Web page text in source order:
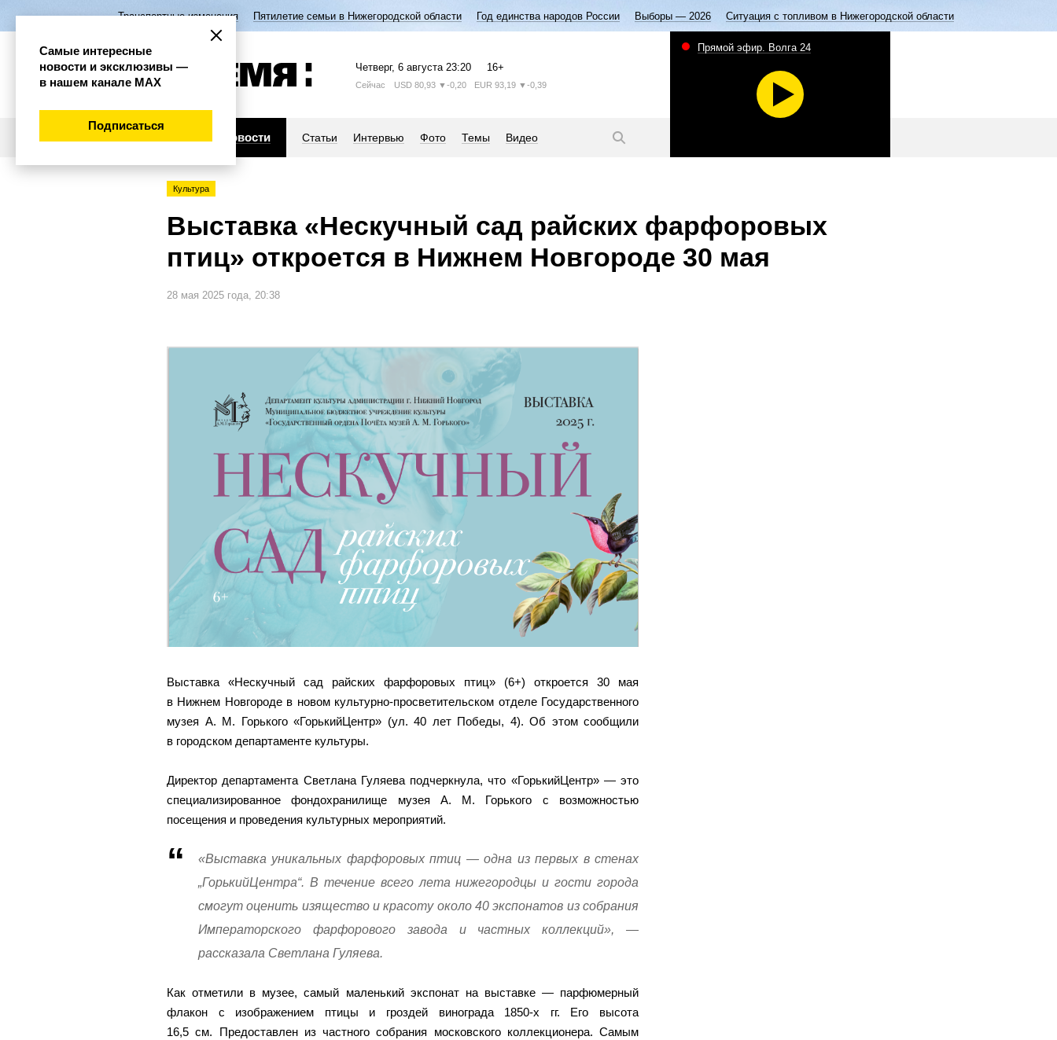
Транспортные изменения Пятилетие семьи в Нижегородской области Год единства народов России Выборы — 2026 Ситуация с топливом в Нижегородской области
Четверг, 6 августа 23:20 16+
Сейчас USD 80,93 ▼-0,20 EUR 93,19 ▼-0,39
Новости Статьи Интервью Фото Темы Видео
Прямой эфир. Волга 24
Культура
Выставка «Нескучный сад райских фарфоровых
птиц» откроется в Нижнем Новгороде 30 мая
28 мая 2025 года, 20:38
Выставка «Нескучный сад райских фарфоровых птиц» (6+) откроется 30 мая
в Нижнем Новгороде в новом культурно-просветительском отделе Государственного
музея А. М. Горького «ГорькийЦентр» (ул. 40 лет Победы, 4). Об этом сообщили
в городском департаменте культуры.
Директор департамента Светлана Гуляева подчеркнула, что «ГорькийЦентр» — это
специализированное фондохранилище музея А. М. Горького с возможностью
посещения и проведения культурных мероприятий.
«Выставка уникальных фарфоровых птиц — одна из первых в стенах
„ГорькийЦентра“. В течение всего лета нижегородцы и гости города
смогут оценить изящество и красоту около 40 экспонатов из собрания
Императорского фарфорового завода и частных коллекций», —
рассказала Светлана Гуляева.
Как отметили в музее, самый маленький экспонат на выставке — парфюмерный
флакон с изображением птицы и гроздей винограда 1850-х гг. Его высота
16,5 см. Предоставлен из частного собрания московского коллекционера. Самым
Самые интересные
новости и эксклюзивы —
в нашем канале МАХ
Подписаться